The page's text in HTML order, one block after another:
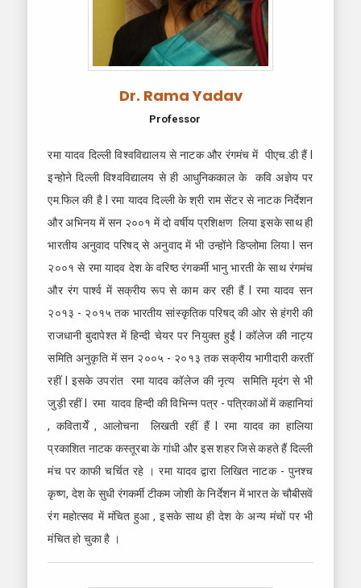
Dr. Rama Yadav
Professor
रमा यादव दिल्ली विश्वविद्यालय से नाटक और रंगमंच में पीएच.डी हैं l
इन्होने दिल्ली विश्वविद्यालय से ही आधुनिककाल के कवि अज्ञेय पर
एम.फिल की है l रमा यादव दिल्ली के श्री राम सेंटर से नाटक निर्देशन
और अभिनय में सन २००१ में दो वर्षीय प्रशिक्षण लिया इसके साथ ही
भारतीय अनुवाद परिषद् से अनुवाद में भी उन्होंने डिप्लोमा लिया l सन
२००१ से रमा यादव देश के वरिष्ठ रंगकर्मी भानु भारती के साथ रंगमंच
और रंग पार्श्व में सक्रीय रूप से काम कर रही हैं l रमा यादव सन
२०१३ - २०१५ तक भारतीय सांस्कृतिक परिषद् की ओर से हंगरी की
राजधानी बुदापेश्त में हिन्दी चेयर पर नियुक्त हुईं l कॉलेज की नाट्य
समिति अनुकृति में सन २००५ - २०१३ तक सक्रीय भागीदारी करतीं
रहीं l इसके उपरांत रमा यादव कॉलेज की नृत्य समिति मृदंग से भी
जुड़ी रहीं l रमा यादव हिन्दी की विभिन्न पत्र - पत्रिकाओं में कहानियां
, कवितायेँ , आलोचना लिखती रहीं हैं l रमा यादव का हालिया
प्रकाशित नाटक कस्तूरबा के गांधी और इस शहर जिसे कहते हैं दिल्ली
मंच पर काफी चर्चित रहे । रमा यादव द्वारा लिखित नाटक - पुनश्च
कृष्ण, देश के सुधी रंगकर्मी टीकम जोशी के निर्देशन में भारत के चौबीसवें
रंग महोत्सव में मंचित हुआ , इसके साथ ही देश के अन्य मंचों पर भी
मंचित हो चुका है ।